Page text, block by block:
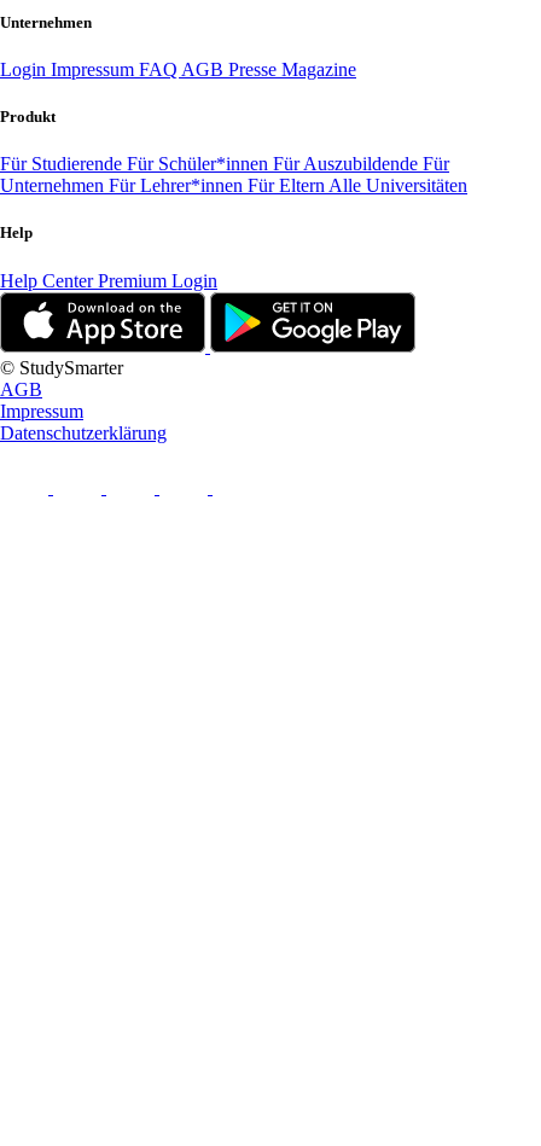
Unternehmen
Login Impressum FAQ AGB Presse Magazine
Produkt
Für Studierende Für Schüler*innen Für Auszubildende Für
Unternehmen Für Lehrer*innen Für Eltern Alle Universitäten
Help
Help CenterPremium Login
© StudySmarter
AGB
Impressum
Datenschutzerklärung